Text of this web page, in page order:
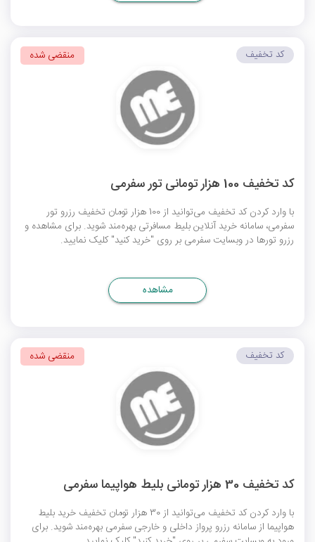
کد تخفیف 100 هزار تومانی تور سفرمی
با وارد کردن کد تخفیف می‌توانید از 100 هزار تومان تخفیف رزرو تور
سفرمی، سامانه خرید آنلاین بلیط مسافرتی بهره‌مند شوید. برای مشاهده و
رزرو تورها در وبسایت سفرمی بر روی "خرید کنید" کلیک نمایید.
کد تخفیف منقضی شده
مشاهده
کد تخفیف 30 هزار تومانی بلیط هواپیما سفرمی
با وارد کردن کد تخفیف می‌توانید از 30 هزار تومان تخفیف خرید بلیط
هواپیما از سامانه رزرو پرواز داخلی و خارجی سفرمی بهره‌مند شوید. برای
کد تخفیف منقضی شده